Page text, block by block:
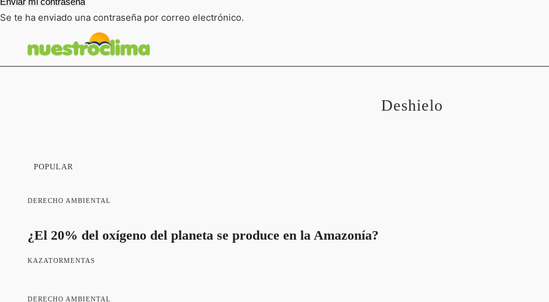
Se te ha enviado una contraseña por correo electrónico.
Deshielo
POPULAR
DERECHO AMBIENTAL
¿El 20% del oxígeno del planeta se produce en la Amazonía?
KAZATORMENTAS
DERECHO AMBIENTAL